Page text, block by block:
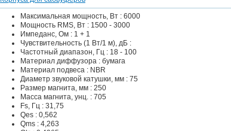
Максимальная мощность, Вт : 6000
Мощность RMS, Вт : 1500 - 3000
Импеданс, Ом : 1 + 1
Чувствительность (1 Вт/1 м), дБ :
Частотный диапазон, Гц : 18 - 100
Материал диффузора : бумага
Материал подвеса : NBR
Диаметр звуковой катушки, мм : 75
Размер магнита, мм : 250
Масса магнита, унц. : 705
Fs, Гц : 31,75
Qes : 0,562
Qms : 4,263